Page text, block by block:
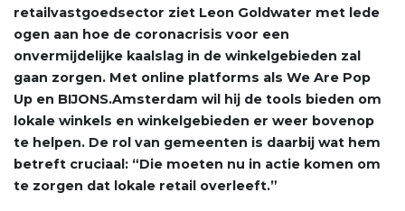
retailvastgoedsector ziet Leon Goldwater met lede
ogen aan hoe de coronacrisis voor een
onvermijdelijke kaalslag in de winkelgebieden zal
gaan zorgen. Met online platforms als We Are Pop
Up en BIJONS.Amsterdam wil hij de tools bieden om
lokale winkels en winkelgebieden er weer bovenop
te helpen. De rol van gemeenten is daarbij wat hem
betreft cruciaal: “Die moeten nu in actie komen om
te zorgen dat lokale retail overleeft.”